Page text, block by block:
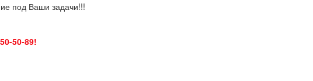
под Ваши задачи!!!
50-89!